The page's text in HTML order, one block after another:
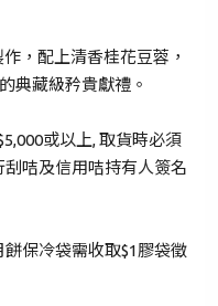
忘記密碼？
，配上清香桂花豆蓉，
典藏級矜貴獻禮。
或以上, 取貨時必須
咭及信用咭持有人簽名
保冷袋需收取$1膠袋徵